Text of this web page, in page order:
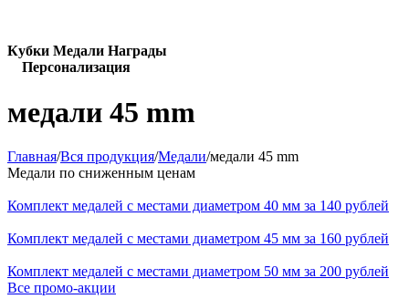
Кубки Медали Награды
Персонализация
медали 45 mm
Главная/Вся продукция/Медали/медали 45 mm
Медали по сниженным ценам
Комплект медалей с местами диаметром 40 мм за 140 рублей
Комплект медалей с местами диаметром 45 мм за 160 рублей
Комплект медалей с местами диаметром 50 мм за 200 рублей
Все промо-акции